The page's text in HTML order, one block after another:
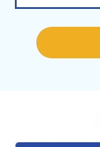
弁（フラ […]